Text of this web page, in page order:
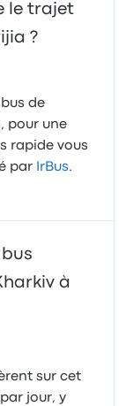
le trajet
?
de
pour une
rapide vous
par
IrBus.
à
sur cet
jour, y